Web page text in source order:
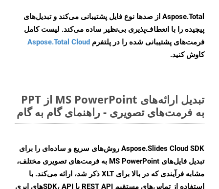
Aspose.Total از صدها نوع فایل پشتیبانی می‌کند و تبدیل‌های
پیچیده را با انعطاف‌پذیری بی‌نظیر ساده می‌کند. لیست کامل
فرمت‌های پشتیبانی شده را در پلتفرم Aspose.Total Cloud
کاوش کنید.
تبدیل ارائه‌های MS PowerPoint از PPT
به فرمت‌های تصویری - راهنمای گام به گام
Aspose.Slides Cloud SDK روش‌های سریع و ساده‌ای را برای
تبدیل فایل‌های MS PowerPoint به فرمت‌های تصویری مختلف،
مشابه فرآیندی که در بالا برای XLT ذکر شد، ارائه می‌کند. با
استفاده از تماس‌های مستقیم REST API یا SDK، APIهای ابری